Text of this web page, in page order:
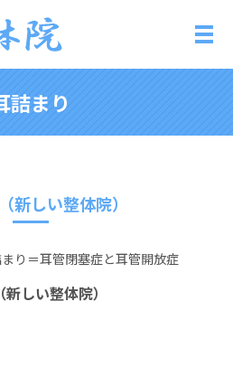
メ
詰まり
新しい整体院）
＝耳管閉塞症と耳管開放症
しい整体院）